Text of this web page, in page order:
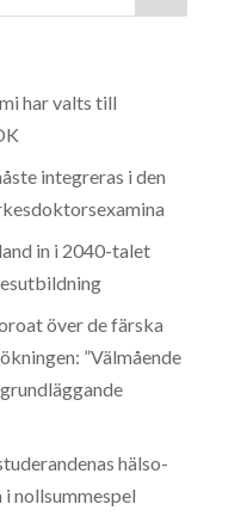
har valts till
integreras i den
in i 2040-talet
över de färska
”Välmående
hälso-
i nollsummespel